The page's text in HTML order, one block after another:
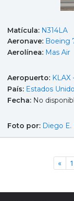
Matícula: N314LA
Aeronave: Boeing
Aerolínea: Mas Air
Aeropuerto: KLAX
País: Estados
Fecha: No
Foto por: Diego
« 1